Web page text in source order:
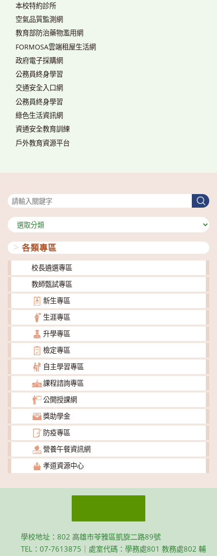
本校特約診所
空氣品質監測網
教育部防治藥物濫用網
FORMOSA雲端租屋生活網
政府電子採購網
公務員終身學習
交通安全入口網
公務員終身學習
綠色生活資訊網
資通安全教育訓練
戶外教育資源平台
搜
尋
分
類
各類專區
校長遴選專區
教師甄試專區
新生專區
生涯專區
升學專區
檢定專區
自主學習專區
課程諮詢專區
公開授課網
獎助學金
防疫專區
營養午餐資訊網
孝道資源中心
學校地址：802 高雄市苓雅區凱旋二路89號
TEL：07-7613875｜處室代碼：學務處801 教務處802 輔